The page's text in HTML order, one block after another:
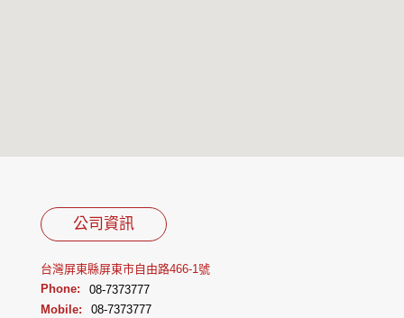
公司資訊
台灣屏東縣屏東市自由路466-1號
Phone:
08-7373777
Mobile:
08-7373777